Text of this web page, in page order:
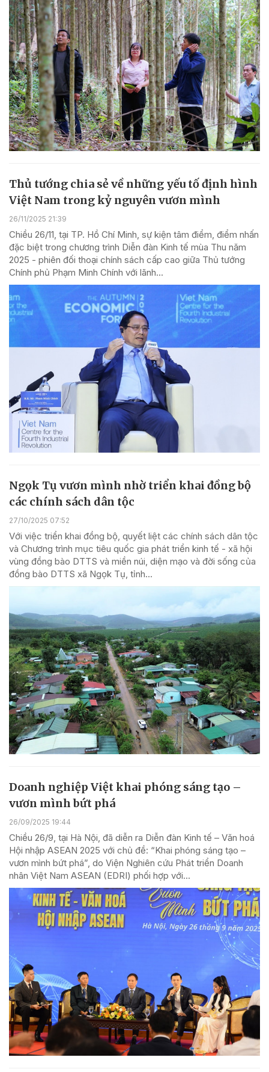
Thủ tướng chia sẻ về những yếu tố định hình
Việt Nam trong kỷ nguyên vươn mình
26/11/2025 21:39
Chiều 26/11, tại TP. Hồ Chí Minh, sự kiện tâm điểm, điểm nhấn
đặc biệt trong chương trình Diễn đàn Kinh tế mùa Thu năm
2025 - phiên đối thoại chính sách cấp cao giữa Thủ tướng
Chính phủ Phạm Minh Chính với lãnh...
Ngọk Tụ vươn mình nhờ triển khai đồng bộ
các chính sách dân tộc
27/10/2025 07:52
Với việc triển khai đồng bộ, quyết liệt các chính sách dân tộc
và Chương trình mục tiêu quốc gia phát triển kinh tế - xã hội
vùng đồng bào DTTS và miền núi, diện mạo và đời sống của
đồng bào DTTS xã Ngọk Tụ, tỉnh...
Doanh nghiệp Việt khai phóng sáng tạo –
vươn mình bứt phá
26/09/2025 19:44
Chiều 26/9, tại Hà Nội, đã diễn ra Diễn đàn Kinh tế – Văn hoá
Hội nhập ASEAN 2025 với chủ đề: “Khai phóng sáng tạo –
vươn mình bứt phá”, do Viện Nghiên cứu Phát triển Doanh
nhân Việt Nam ASEAN (EDRI) phối hợp với...